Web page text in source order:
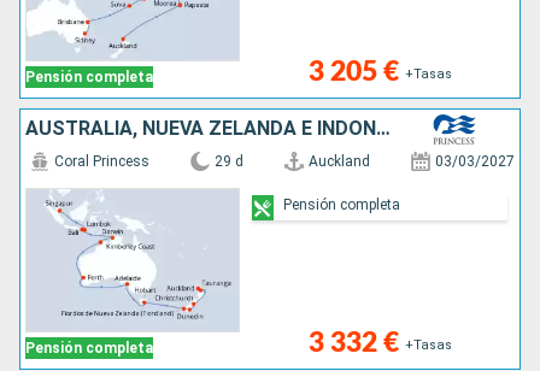
Pensión completa 3 205 € +Tasas
AUSTRALIA, NUEVA ZELANDA E INDONESIA
Pensión completa
Coral Princess 29 d Auckland 03/03/2027
3 332 € +Tasas
Pensión completa